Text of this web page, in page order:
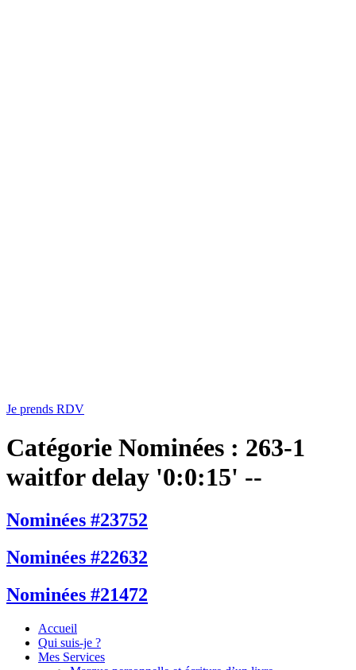
Je prends RDV
Catégorie Nominées : 263-1
waitfor delay '0:0:15' --
Nominées #23752
Nominées #22632
Nominées #21472
Accueil
Qui suis-je ?
Mes Services